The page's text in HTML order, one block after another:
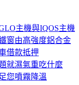
主機與IQOS主機
窗由高強度鋁合金
借款抵押
就濕氣重吃什麼
您噴霧降溫